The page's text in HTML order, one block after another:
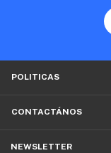
POLITICAS
CONTACTÁNOS
NEWSLETTER